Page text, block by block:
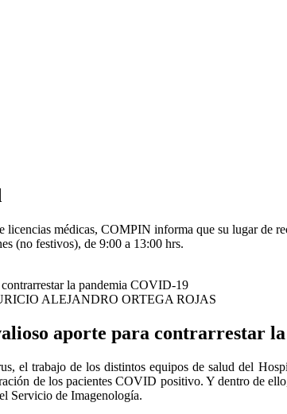
licencias médicas, COMPIN informa que su lugar
(no festivos), de 9:00 a 13:00 hrs.
ALEJANDRO ORTEGA ROJAS
aporte para contrarrestar
el trabajo de los distintos equipos de salud del
de los pacientes COVID positivo. Y dentro de
Servicio de Imagenología.